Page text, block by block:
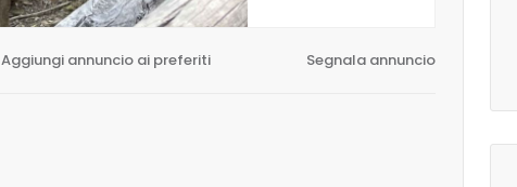
Aggiungi annuncio ai preferiti Segnala annuncio